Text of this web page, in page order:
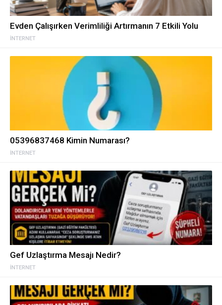
İNTERNET
Evden Çalışırken Verimliliği Artırmanın 7 Etkili Yolu
İNTERNET
05396837468 Kimin Numarası?
İNTERNET
Gef Uzlaştırma Mesajı Nedir?